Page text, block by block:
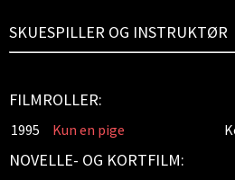
SKUESPILLER OG INSTRUKTØR
FILMROLLER:
1995 Kun en pige
NOVELLE- OG KORTFILM: